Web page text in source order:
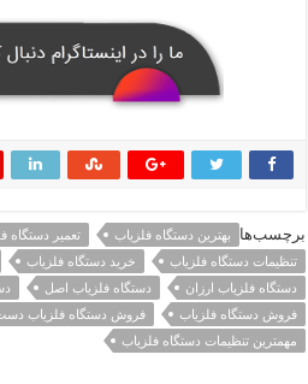
برچسب‌ها بهترین دستگاه فلزیاب تعمیر دستگاه
تنظیمات دستگاه فلزیاب
خرید دستگاه فلزیاب
دستگاه فلزیاب ارزان
دستگاه فلزیاب اصل
فروش دستگاه فلزیاب
فروش دستگاه فلزیاب
مهمترین تنظیمات دستگاه فلزیاب